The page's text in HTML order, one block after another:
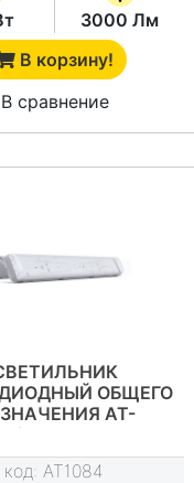
3000 Лм
В корзину!
В сравнение
ОБЩЕГО
АТ-
40-О СЕРИЯ АТ-
ССО-42
код: AT1084